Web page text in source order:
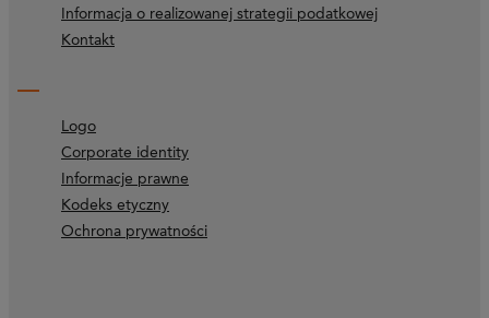
Informacja o realizowanej strategii podatkowej
Kontakt
Logo
Corporate identity
Informacje prawne
Kodeks etyczny
Ochrona prywatności